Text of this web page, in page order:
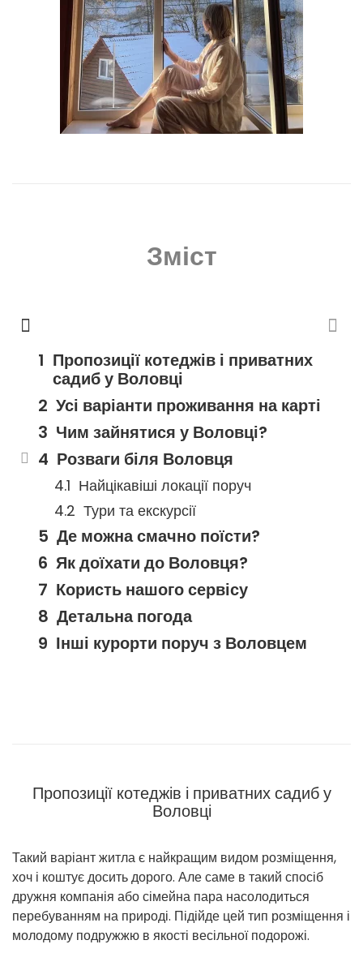
Зміст
Пропозиції котеджів і приватних
садиб у Воловці
Усі варіанти проживання на карті
Чим зайнятися у Воловці?
Розваги біля Воловця
Найцікавіші локації поруч
Тури та екскурсії
Де можна смачно поїсти?
Як доїхати до Воловця?
Користь нашого сервісу
Детальна погода
Інші курорти поруч з Воловцем
Пропозиції котеджів і приватних садиб у
Воловці
Такий варіант житла є найкращим видом розміщення,
хоч і коштує досить дорого. Але саме в такий спосіб
дружня компанія або сімейна пара насолодиться
перебуванням на природі. Підійде цей тип розміщення і
молодому подружжю в якості весільної подорожі.